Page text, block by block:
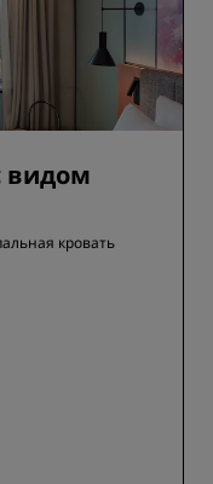
видом
кровать